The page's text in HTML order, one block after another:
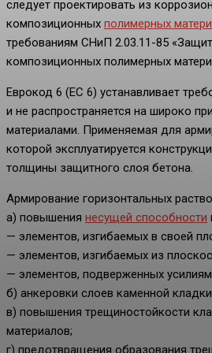
следует проектировать из
композиционных полимерных
требованиям СНиП 2.03.11-85
композиционных полимерных
Еврокод 6 (ЕС 6) устанавливает
и не распространяется на широко
материалами. Применяемая для
которой эксплуатируется
толщины защитного слоя бетона.
Армирование горизонтальных
а) повышения несущей способности
— элементов, изгибаемых в своей
— элементов, изгибаемых из
— элементов, подверженных
б) анкеровки слоев каменной
в) повышения трещиностойкости
материалов;
г) предотвращения образования